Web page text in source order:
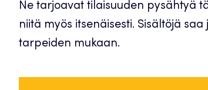
Ne tarjoavat tilaisuuden pysähtyä
niitä myös itsenäisesti. Sisältöjä
tarpeiden mukaan.